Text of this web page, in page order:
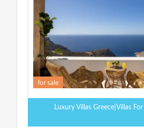
for sale
- Luxury Villas Greece|Villas